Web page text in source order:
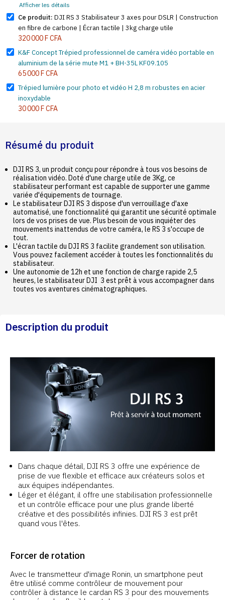
Afficher les détails
Ce produit: DJI RS 3 Stabilisateur 3 axes pour DSLR | Construction
en fibre de carbone | Écran tactile | 3kg charge utile
320 000 F CFA
K&F Concept Trépied professionnel de caméra vidéo portable en
aluminium de la série mute M1 + BH-35L KF09.105
65 000 F CFA
Trépied lumière pour photo et vidéo H 2,8 m robustes en acier
inoxydable
30 000 F CFA
Résumé du produit
DJI RS 3, un produit conçu pour répondre à tous vos besoins de
réalisation vidéo. Doté d'une charge utile de 3Kg, ce
stabilisateur performant est capable de supporter une gamme
variée d'équipements de tournage.
Le stabilisateur DJI RS 3 dispose d'un verrouillage d'axe
automatisé, une fonctionnalité qui garantit une sécurité optimale
lors de vos prises de vue. Plus besoin de vous inquiéter des
mouvements inattendus de votre caméra, le RS 3 s'occupe de
tout.
L'écran tactile du DJI RS 3 facilite grandement son utilisation.
Vous pouvez facilement accéder à toutes les fonctionnalités du
stabilisateur.
Une autonomie de 12h et une fonction de charge rapide 2,5
heures, le stabilisateur DJI 3 est prêt à vous accompagner dans
toutes vos aventures cinématographiques.
Description du produit
Dans chaque détail, DJI RS 3 offre une expérience de
prise de vue flexible et efficace aux créateurs solos et
aux équipes indépendantes.
Léger et élégant, il offre une stabilisation professionnelle
et un contrôle efficace pour une plus grande liberté
créative et des possibilités infinies. DJI RS 3 est prêt
quand vous l'êtes.
Forcer de rotation
Avec le transmetteur d'image Ronin, un smartphone peut
être utilisé comme contrôleur de mouvement pour
contrôler à distance le cardan RS 3 pour des mouvements